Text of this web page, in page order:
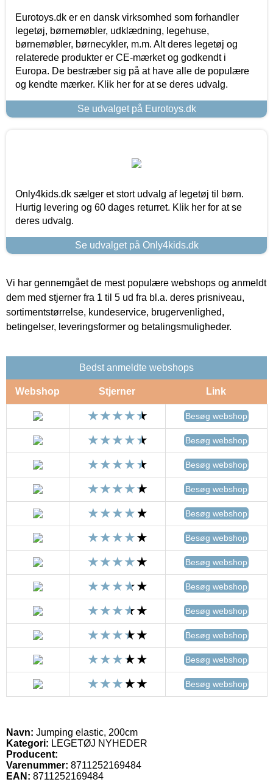
Eurotoys.dk er en dansk virksomhed som forhandler
legetøj, børnemøbler, udklædning, legehuse,
børnemøbler, børnecykler, m.m. Alt deres legetøj og
relaterede produkter er CE-mærket og godkendt i
Europa. De bestræber sig på at have alle de populære
og kendte mærker. Klik her for at se deres udvalg.
Se udvalget på Eurotoys.dk
Only4kids.dk sælger et stort udvalg af legetøj til børn.
Hurtig levering og 60 dages returret. Klik her for at se
deres udvalg.
Se udvalget på Only4kids.dk
Vi har gennemgået de mest populære webshops og anmeldt
dem med stjerner fra 1 til 5 ud fra bl.a. deres prisniveau,
sortimentstørrelse, kundeservice, brugervenlighed,
betingelser, leveringsformer og betalingsmuligheder.
Bedst anmeldte webshops
Webshop Stjerner Link
Besøg webshop
Besøg webshop
Besøg webshop
Besøg webshop
Besøg webshop
Besøg webshop
Besøg webshop
Besøg webshop
Besøg webshop
Besøg webshop
Besøg webshop
Besøg webshop
Navn: Jumping elastic, 200cm
Kategori: LEGETØJ NYHEDER
Producent:
Varenummer: 8711252169484
EAN: 8711252169484